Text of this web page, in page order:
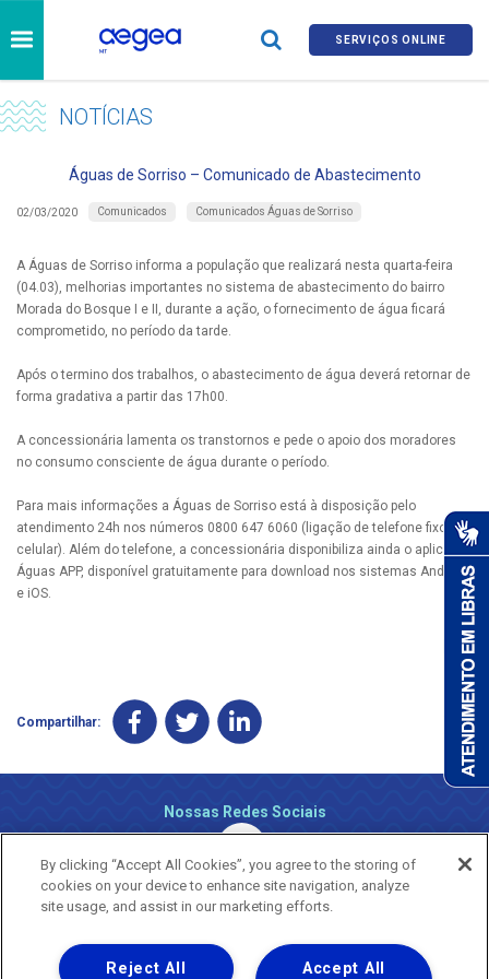
SERVIÇOS ONLINE
NOTÍCIAS
Águas de Sorriso – Comunicado de Abastecimento
02/03/2020 Comunicados Comunicados Águas de Sorriso
A Águas de Sorriso informa a população que realizará nesta quarta-feira
(04.03), melhorias importantes no sistema de abastecimento do bairro
Morada do Bosque I e II, durante a ação, o fornecimento de água ficará
comprometido, no período da tarde.
Após o termino dos trabalhos, o abastecimento de água deverá retornar de
forma gradativa a partir das 17h00.
A concessionária lamenta os transtornos e pede o apoio dos moradores
no consumo consciente de água durante o período.
Para mais informações a Águas de Sorriso está à disposição pelo
atendimento 24h nos números 0800 647 6060 (ligação de telefone fixo e
celular). Além do telefone, a concessionária disponibiliza ainda o aplicativo
Águas APP, disponível gratuitamente para download nos sistemas Android
e iOS.
Compartilhar:
Nossas Redes Sociais
By clicking “Accept All Cookies”, you agree to the storing of
cookies on your device to enhance site navigation, analyze
site usage, and assist in our marketing efforts.
Accept All
Reject All